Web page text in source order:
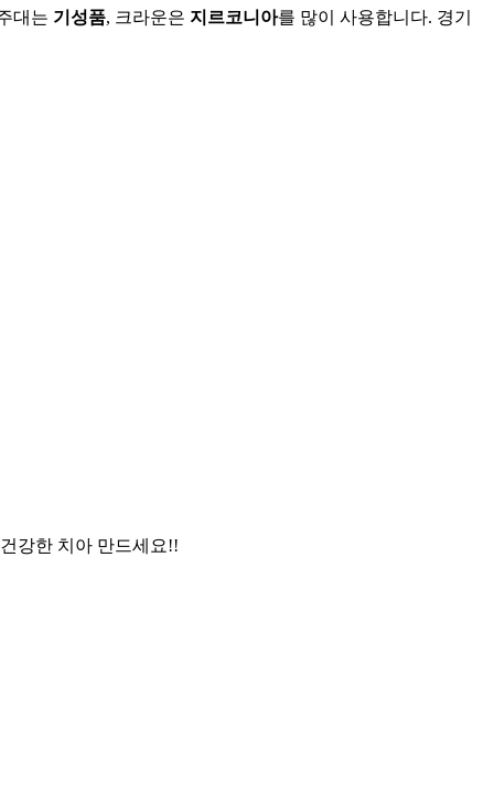
대는 기성품, 크라운은 지르코니아를 많이 사용합니다. 경기
강한 치아 만드세요!!